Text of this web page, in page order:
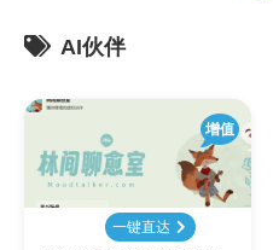
AI伙伴
增值
一键直达